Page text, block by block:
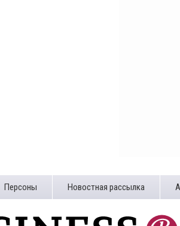
Персоны Новостная рассылка